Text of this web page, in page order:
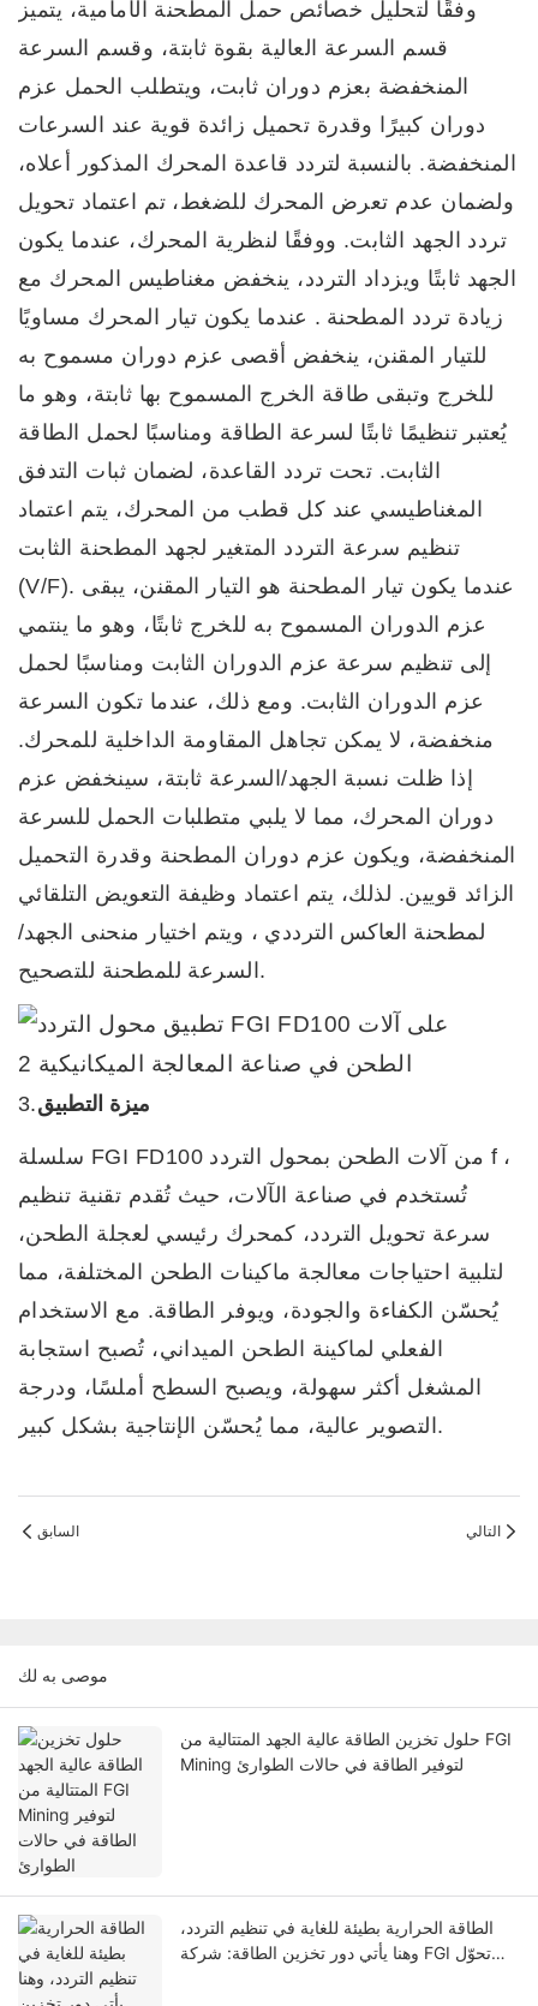
وفقًا لتحليل خصائص حمل المطحنة الأمامية، يتميز
قسم السرعة العالية بقوة ثابتة، وقسم السرعة
المنخفضة بعزم دوران ثابت، ويتطلب الحمل عزم
دوران كبيرًا وقدرة تحميل زائدة قوية عند السرعات
المنخفضة. بالنسبة لتردد قاعدة المحرك المذكور أعلاه،
ولضمان عدم تعرض المحرك للضغط، تم اعتماد تحويل
تردد الجهد الثابت. ووفقًا لنظرية المحرك، عندما يكون
الجهد ثابتًا ويزداد التردد، ينخفض ​​مغناطيس المحرك مع
زيادة تردد المطحنة . عندما يكون تيار المحرك مساويًا
للتيار المقنن، ينخفض ​​أقصى عزم دوران مسموح به
للخرج وتبقى طاقة الخرج المسموح بها ثابتة، وهو ما
يُعتبر تنظيمًا ثابتًا لسرعة الطاقة ومناسبًا لحمل الطاقة
الثابت. تحت تردد القاعدة، لضمان ثبات التدفق
المغناطيسي عند كل قطب من المحرك، يتم اعتماد
تنظيم سرعة التردد المتغير لجهد المطحنة الثابت
(V/F). عندما يكون تيار المطحنة هو التيار المقنن، يبقى
عزم الدوران المسموح به للخرج ثابتًا، وهو ما ينتمي
إلى تنظيم سرعة عزم الدوران الثابت ومناسبًا لحمل
عزم الدوران الثابت. ومع ذلك، عندما تكون السرعة
منخفضة، لا يمكن تجاهل المقاومة الداخلية للمحرك.
إذا ظلت نسبة الجهد/السرعة ثابتة، سينخفض ​​عزم
دوران المحرك، مما لا يلبي متطلبات الحمل للسرعة
المنخفضة، ويكون عزم دوران المطحنة وقدرة التحميل
الزائد قويين. لذلك، يتم اعتماد وظيفة التعويض التلقائي
لمطحنة العاكس الترددي ، ويتم اختيار منحنى الجهد/
السرعة للمطحنة للتصحيح.
3.ميزة التطبيق
سلسلة FGI FD100 من آلات الطحن بمحول التردد f ،
تُستخدم في صناعة الآلات، حيث تُقدم تقنية تنظيم
سرعة تحويل التردد، كمحرك رئيسي لعجلة الطحن،
لتلبية احتياجات معالجة ماكينات الطحن المختلفة، مما
يُحسّن الكفاءة والجودة، ويوفر الطاقة. مع الاستخدام
الفعلي لماكينة الطحن الميداني، تُصبح استجابة
المشغل أكثر سهولة، ويصبح السطح أملسًا، ودرجة
التصوير عالية، مما يُحسّن الإنتاجية بشكل كبير.
السابق التالي
موصى به لك
حلول تخزين الطاقة عالية الجهد المتتالية من FGI
Mining لتوفير الطاقة في حالات الطوارئ
الطاقة الحرارية بطيئة للغاية في تنظيم التردد،
وهنا يأتي دور تخزين الطاقة: شركة FGI تحوّل